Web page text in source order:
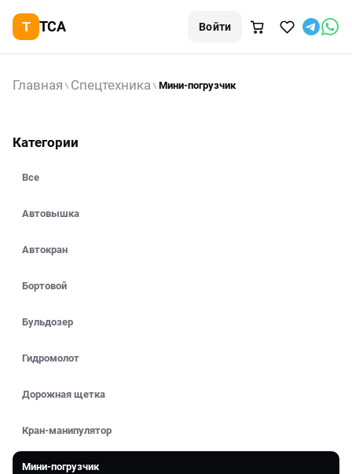
TCA Войти
Главная Спецтехника Мини-погрузчик
Категории
Все
Автовышка
Автокран
Бортовой
Бульдозер
Гидромолот
Дорожная щетка
Кран-манипулятор
Мини-погрузчик